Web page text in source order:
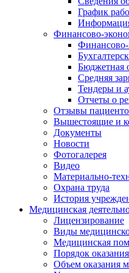
График
Финансово-
Финансово-
Бюджетная
Средняя
Тендеры и
Отчеты о
Отзывы
Вышестоящие и
Документы
Новости
Фотогалерея
Видео
Материально-
Охрана труда
История
Медицинская
Лицензирование
Виды
Медицинская
Порядок
Объем оказания